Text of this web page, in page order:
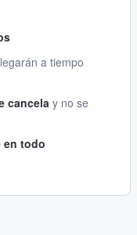
a tiempo
cancela y no se
en todo